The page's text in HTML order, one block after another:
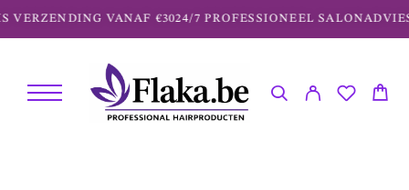
VERZENDING VANAF €3024/7 PROFESSIONEEL SALONADVIES